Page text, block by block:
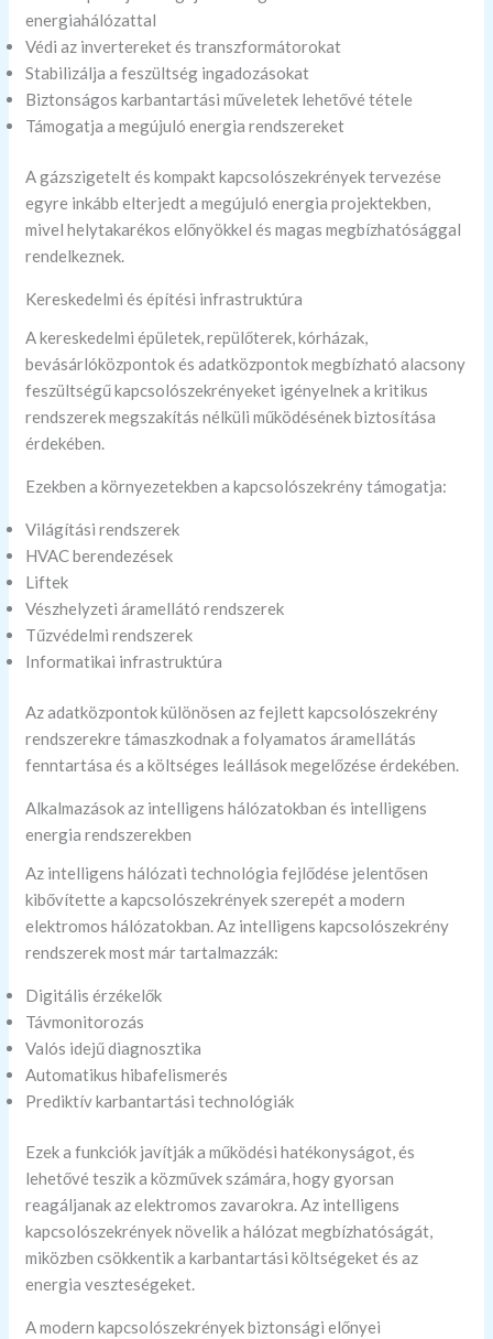
energiahálózattal
Védi az invertereket és transzformátorokat
Stabilizálja a feszültség ingadozásokat
Biztonságos karbantartási műveletek lehetővé tétele
Támogatja a megújuló energia rendszereket
A gázszigetelt és kompakt kapcsolószekrények tervezése
egyre inkább elterjedt a megújuló energia projektekben,
mivel helytakarékos előnyökkel és magas megbízhatósággal
rendelkeznek.
Kereskedelmi és építési infrastruktúra
A kereskedelmi épületek, repülőterek, kórházak,
bevásárlóközpontok és adatközpontok megbízható alacsony
feszültségű kapcsolószekrényeket igényelnek a kritikus
rendszerek megszakítás nélküli működésének biztosítása
érdekében.
Ezekben a környezetekben a kapcsolószekrény támogatja:
Világítási rendszerek
HVAC berendezések
Liftek
Vészhelyzeti áramellátó rendszerek
Tűzvédelmi rendszerek
Informatikai infrastruktúra
Az adatközpontok különösen az fejlett kapcsolószekrény
rendszerekre támaszkodnak a folyamatos áramellátás
fenntartása és a költséges leállások megelőzése érdekében.
Alkalmazások az intelligens hálózatokban és intelligens
energia rendszerekben
Az intelligens hálózati technológia fejlődése jelentősen
kibővítette a kapcsolószekrények szerepét a modern
elektromos hálózatokban. Az intelligens kapcsolószekrény
rendszerek most már tartalmazzák:
Digitális érzékelők
Távmonitorozás
Valós idejű diagnosztika
Automatikus hibafelismerés
Prediktív karbantartási technológiák
Ezek a funkciók javítják a működési hatékonyságot, és
lehetővé teszik a közművek számára, hogy gyorsan
reagáljanak az elektromos zavarokra. Az intelligens
kapcsolószekrények növelik a hálózat megbízhatóságát,
miközben csökkentik a karbantartási költségeket és az
energia veszteségeket.
A modern kapcsolószekrények biztonsági előnyei